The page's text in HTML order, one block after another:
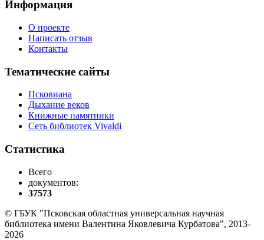
Информация
О проекте
Написать отзыв
Контакты
Тематические сайты
Псковиана
Дыхание веков
Книжные памятники
Сеть библиотек Vivaldi
Статистика
Всего
документов:
37573
© ГБУК "Псковская областная универсальная научная
библиотека имени Валентина Яковлевича Курбатова", 2013-
2026